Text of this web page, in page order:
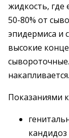
жидкость, где
50-80% от
эпидермиса и
высокие
накапливается.
Показаниями